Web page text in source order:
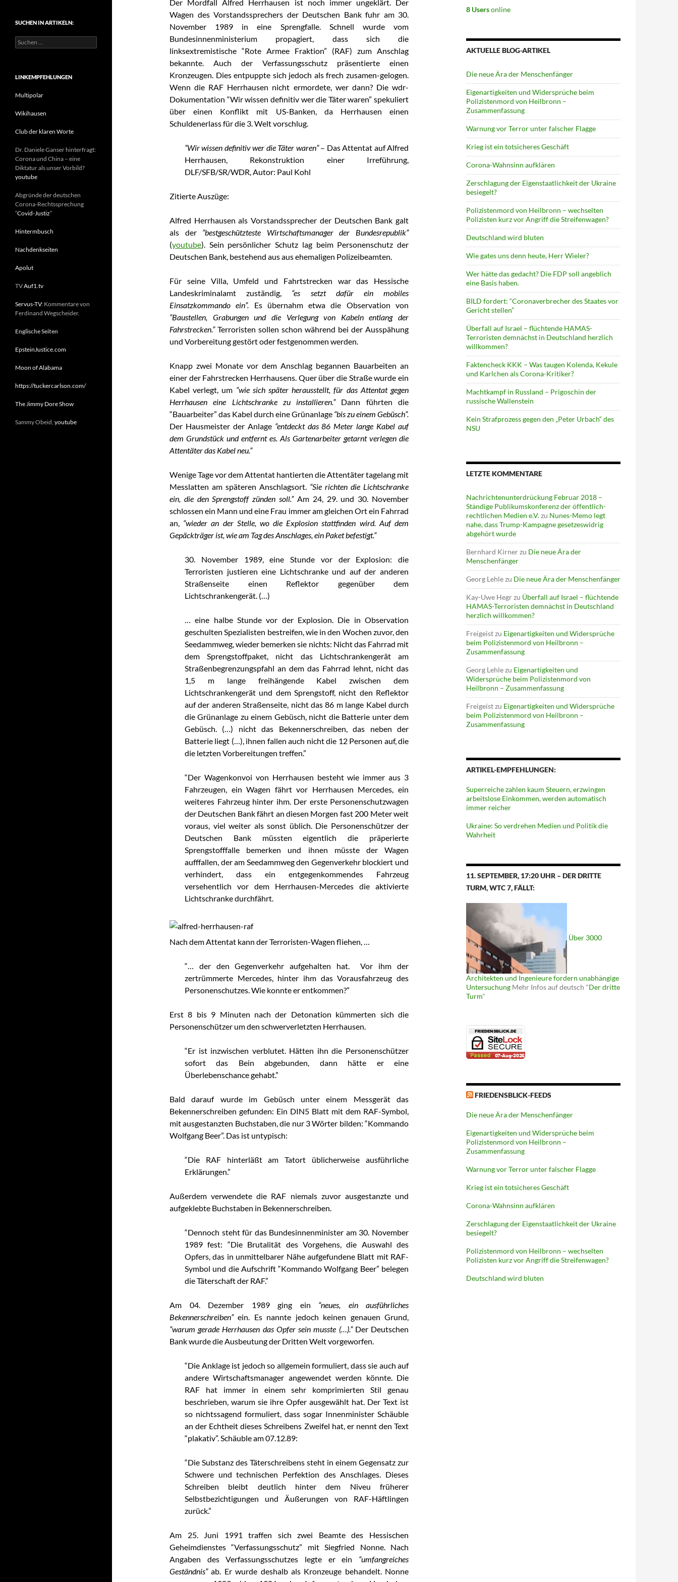
Der Mordfall Alfred Herrhausen ist noch immer ungeklärt. Der
Wagen des Vorstandssprechers der Deutschen Bank fuhr am 30.
November 1989 in eine Sprengfalle. Schnell wurde vom
Bundesinnenministerium propagiert, dass sich die
linksextremistische “Rote Armee Fraktion” (RAF) zum Anschlag
bekannte. Auch der Verfassungsschutz präsentierte einen
Kronzeugen. Dies entpuppte sich jedoch als frech zusamen-gelogen.
Wenn die RAF Herrhausen nicht ermordete, wer dann? Die wdr-
Dokumentation “Wir wissen definitiv wer die Täter waren” spekuliert
über einen Konflikt mit US-Banken, da Herrhausen einen
Schuldenerlass für die 3. Welt vorschlug.
“Wir wissen definitiv wer die Täter waren”– Das Attentat auf Alfred
Herrhausen, Rekonstruktion einer Irreführung,
DLF/SFB/SR/WDR, Autor: Paul Kohl
Zitierte Auszüge:
Alfred Herrhausen als Vorstandssprecher der Deutschen Bank galt
als der “bestgeschützteste Wirtschaftsmanager der Bundesrepublik”
(youtube). Sein persönlicher Schutz lag beim Personenschutz der
Deutschen Bank, bestehend aus aus ehemaligen Polizeibeamten.
Für seine Villa, Umfeld und Fahrtstrecken war das Hessische
Landeskriminalamt zuständig, “es setzt dafür ein mobiles
Einsatzkommando ein”. Es übernahm etwa die Observation von
“Baustellen, Grabungen und die Verlegung von Kabeln entlang der
Fahrstrecken.”Terroristen sollen schon während bei der Ausspähung
und Vorbereitung gestört oder festgenommen werden.
Knapp zwei Monate vor dem Anschlag begannen Bauarbeiten an
einer der Fahrstrecken Herrhausens. Quer über die Straße wurde ein
Kabel verlegt, um “wie sich später herausstellt, für das Attentat gegen
Herrhausen eine Lichtschranke zu installieren.”Dann führten die
“Bauarbeiter” das Kabel durch eine Grünanlage “bis zu einem Gebüsch”.
Der Hausmeister der Anlage“entdeckt das 86 Meter lange Kabel auf
dem Grundstück und entfernt es. Als Gartenarbeiter getarnt verlegen die
Attentäter das Kabel neu.”
Wenige Tage vor dem Attentat hantierten die Attentäter tagelang mit
Messlatten am späteren Anschlagsort. “Sie richten die Lichtschranke
ein, die den Sprengstoff zünden soll.”Am 24, 29. und 30. November
schlossen ein Mann und eine Frau immer am gleichen Ort ein Fahrrad
an, “wieder an der Stelle, wo die Explosion stattfinden wird. Auf dem
Gepäckträger ist, wie am Tag des Anschlages, ein Paket befestigt.”
30. November 1989, eine Stunde vor der Explosion: die
Terroristen justieren eine Lichtschranke und auf der anderen
Straßenseite einen Reflektor gegenüber dem
Lichtschrankengerät. (…)
… eine halbe Stunde vor der Explosion. Die in Observation
geschulten Spezialisten bestreifen, wie in den Wochen zuvor, den
Seedammweg, wieder bemerken sie nichts: Nicht das Fahrrad mit
dem Sprengstoffpaket, nicht das Lichtschrankengerät am
Straßenbegrenzungspfahl an dem das Fahrrad lehnt, nicht das
1,5 m lange freihängende Kabel zwischen dem
Lichtschrankengerät und dem Sprengstoff, nicht den Reflektor
auf der anderen Straßenseite, nicht das 86 m lange Kabel durch
die Grünanlage zu einem Gebüsch, nicht die Batterie unter dem
Gebüsch. (…) nicht das Bekennerschreiben, das neben der
Batterie liegt (…), ihnen fallen auch nicht die 12 Personen auf, die
die letzten Vorbereitungen treffen.”
“Der Wagenkonvoi von Herrhausen besteht wie immer aus 3
Fahrzeugen, ein Wagen fährt vor Herrhausen Mercedes, ein
weiteres Fahrzeug hinter ihm. Der erste Personenschutzwagen
der Deutschen Bank fährt an diesen Morgen fast 200 Meter weit
voraus, viel weiter als sonst üblich. Die Personenschützer der
Deutschen Bank müssten eigentlich die präperierte
Sprengstofffalle bemerken und ihnen müsste der Wagen
aufffallen, der am Seedammweg den Gegenverkehr blockiert und
verhindert, dass ein entgegenkommendes Fahrzeug
versehentlich vor dem Herrhausen-Mercedes die aktivierte
Lichtschranke durchfährt.
Nach dem Attentat kann der Terroristen-Wagen fliehen, …
“… der den Gegenverkehr aufgehalten hat. Vor ihm der
zertrümmerte Mercedes, hinter ihm das Vorausfahrzeug des
Personenschutzes. Wie konnte er entkommen?”
Erst 8 bis 9 Minuten nach der Detonation kümmerten sich die
Personenschützer um den schwerverletzten Herrhausen.
“Er ist inzwischen verblutet. Hätten ihn die Personenschützer
sofort das Bein abgebunden, dann hätte er eine
Überlebenschance gehabt.”
Bald darauf wurde im Gebüsch unter einem Messgerät das
Bekennerschreiben gefunden: Ein DIN5 Blatt mit dem RAF-Symbol,
mit ausgestanzten Buchstaben, die nur 3 Wörter bilden: “Kommando
Wolfgang Beer”. Das ist untypisch:
“Die RAF hinterläßt am Tatort üblicherweise ausführliche
Erklärungen.”
Außerdem verwendete die RAF niemals zuvor ausgestanzte und
aufgeklebte Buchstaben in Bekennerschreiben.
“Dennoch steht für das Bundesinnenminister am 30. November
1989 fest: “Die Brutalität des Vorgehens, die Auswahl des
Opfers, das in unmittelbarer Nähe aufgefundene Blatt mit RAF-
Symbol und die Aufschrift “Kommando Wolfgang Beer” belegen
die Täterschaft der RAF.”
Am 04. Dezember 1989 ging ein “neues, ein ausführliches
Bekennerschreiben”ein. Es nannte jedoch keinen genauen Grund,
“warum gerade Herrhausen das Opfer sein musste (…).”Der Deutschen
Bank wurde die Ausbeutung der Dritten Welt vorgeworfen.
“Die Anklage ist jedoch so allgemein formuliert, dass sie auch auf
andere Wirtschaftsmanager angewendet werden könnte. Die
RAF hat immer in einem sehr komprimierten Stil genau
beschrieben, warum sie ihre Opfer ausgewählt hat. Der Text ist
so nichtssagend formuliert, dass sogar Innenminister Schäuble
an der Echtheit dieses Schreibens Zweifel hat, er nennt den Text
“plakativ”. Schäuble am 07.12.89:
“Die Substanz des Täterschreibens steht in einem Gegensatz zur
Schwere und technischen Perfektion des Anschlages. Dieses
Schreiben bleibt deutlich hinter dem Niveu früherer
Selbstbezichtigungen und Äußerungen von RAF-Häftlingen
zurück.”
Am 25. Juni 1991 traffen sich zwei Beamte des Hessischen
Geheimdienstes “Verfassungsschutz” mit Siegfried Nonne. Nach
Angaben des Verfassungsschutzes legte er ein “umfangreiches
Geständnis”ab. Er wurde deshalb als Kronzeuge behandelt. Nonne
8 Usersonline
AKTUELLE BLOG-ARTIKEL
Die neue Ära der Menschenfänger
Eigenartigkeiten und Widersprüche beim
Polizistenmord von Heilbronn –
Zusammenfassung
Warnung vor Terror unter falscher Flagge
Krieg ist ein totsicheres Geschäft
Corona-Wahnsinn aufklären
Zerschlagung der Eigenstaatlichkeit der Ukraine
besiegelt?
Polizistenmord von Heilbronn – wechselten
Polizisten kurz vor Angriff die Streifenwagen?
Deutschland wird bluten
Wie gates uns denn heute, Herr Wieler?
Wer hätte das gedacht? Die FDP soll angeblich
eine Basis haben.
BILD fordert: “Coronaverbrecher des Staates vor
Gericht stellen”
Überfall auf Israel – flüchtende HAMAS-
Terroristen demnächst in Deutschland herzlich
willkommen?
Faktencheck KKK – Was taugen Kolenda, Kekule
und Karlchen als Corona-Kritiker?
Machtkampf in Russland – Prigoschin der
russische Wallenstein
Kein Strafprozess gegen den „Peter Urbach“ des
NSU
LETZTE KOMMENTARE
Nachrichtenunterdrückung Februar 2018 –
Ständige Publikumskonferenz der öffentlich-
rechtlichen Medien e.V.zu Nunes-Memo legt
nahe, dass Trump-Kampagne gesetzeswidrig
abgehört wurde
Bernhard Kirnerzu Die neue Ära der
Menschenfänger
Georg Lehlezu Die neue Ära der Menschenfänger
Kay-Uwe Hegrzu Überfall auf Israel – flüchtende
HAMAS-Terroristen demnächst in Deutschland
herzlich willkommen?
Freigeistzu Eigenartigkeiten und Widersprüche
beim Polizistenmord von Heilbronn –
Zusammenfassung
Georg Lehlezu Eigenartigkeiten und
Widersprüche beim Polizistenmord von
Heilbronn – Zusammenfassung
Freigeistzu Eigenartigkeiten und Widersprüche
beim Polizistenmord von Heilbronn –
Zusammenfassung
ARTIKEL-EMPFEHLUNGEN:
Superreiche zahlen kaum Steuern, erzwingen
arbeitslose Einkommen, werden automatisch
immer reicher
Ukraine: So verdrehen Medien und Politik die
Wahrheit
11. SEPTEMBER, 17:20 UHR – DER DRITTE
TURM, WTC 7, FÄLLT:
Über 3000
Architekten und Ingenieure fordern unabhängige
Untersuchung Mehr Infos auf deutsch "Der dritte
Turm"
FRIEDENSBLICK-FEEDS
Die neue Ära der Menschenfänger
Eigenartigkeiten und Widersprüche beim
Polizistenmord von Heilbronn –
Zusammenfassung
Warnung vor Terror unter falscher Flagge
Krieg ist ein totsicheres Geschäft
Corona-Wahnsinn aufklären
Zerschlagung der Eigenstaatlichkeit der Ukraine
besiegelt?
Polizistenmord von Heilbronn – wechselten
Polizisten kurz vor Angriff die Streifenwagen?
Deutschland wird bluten
g
SUCHEN IN ARTIKELN:
S
u
e
n
c
:
LINKEMPFEHLUNGEN
Multipolar
Wikihausen
Club der klaren Worte
Dr. Daniele Ganser hinterfragt:
Corona und China – eine
Diktatur als unser Vorbild?
youtube
Abgründe der deutschen
Corona-Rechtssprechung
“Covid-Justiz”
Hintermbusch
Nachdenkseiten
Apolut
TVAuf1.tv
Servus-TV: Kommentare von
Ferdinand Wegscheider.
Englische Seiten
EpsteinJustice.com
Moon of Alabama
https://tuckercarlson.com/
The Jimmy Dore Show
Sammy Obeid, youtube